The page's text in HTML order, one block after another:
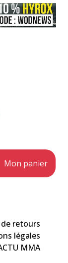
Mon panier
retours
légales
MMA